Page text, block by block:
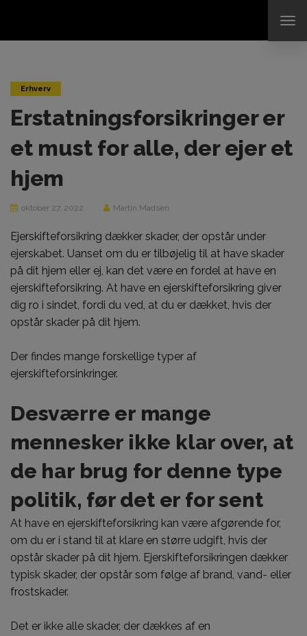
Erhverv
Erstatningsforsikringer er
et must for alle, der ejer et
hjem
oktober 27, 2022 Martin Madsen
Ejerskifteforsikring dækker skader, der opstår under
ejerskabet. Uanset om du er tilbøjelig til at have skader
på dit hjem eller ej, kan det være en fordel at have en
ejerskifteforsikring. At have en ejerskifteforsikring giver
dig ro i sindet, fordi du ved, at du er dækket, hvis der
opstår skader på dit hjem.
Der findes mange forskellige typer af
ejerskifteforsinkringer.
Desværre er mange
mennesker ikke klar over, at
de har brug for denne type
politik, før det er for sent
At have en ejerskifteforsikring kan være afgørende for,
om du er i stand til at klare en større udgift, hvis der
opstår skader på dit hjem. Ejerskifteforsikringen dækker
typisk skader, der opstår som følge af brand, vand- eller
frostskader.
Det er ikke alle skader, der dækkes af en